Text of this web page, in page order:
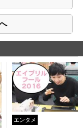
エンタメ